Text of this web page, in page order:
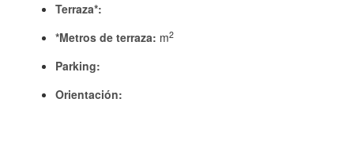
Terraza*:
*Metros de terraza: m2
Parking:
Orientación: